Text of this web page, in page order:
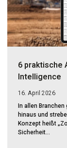
6 praktische
Intelligence
16. April 2026
In allen Branchen
hinaus und
Konzept heißt
Sicherheit...